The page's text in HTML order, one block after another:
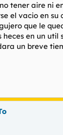
tener aire ni
el vacio en su
que le
heces en un util
un breve